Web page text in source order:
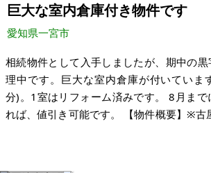
路ですが入口付近が急斜面になっています
林になっているため、
巨大な室内倉庫付き物件です
愛知県一宮市
相続物件として入手しましたが、期中の
理中です。巨大な室内倉庫が付いていま
分)。1室はリフォーム済みです。 8月までに引き渡し可能であ
れば、値引き可能です。 【物件概要】※古屋付土地 場所：愛知
県一宮市小信中島 土地： 建物： 構造：